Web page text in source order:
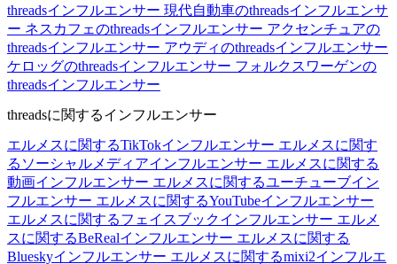
threadsインフルエンサー 現代自動車のthreadsインフルエンサ
ー ネスカフェのthreadsインフルエンサー アクセンチュアの
threadsインフルエンサー アウディのthreadsインフルエンサー
ケロッグのthreadsインフルエンサー フォルクスワーゲンの
threadsインフルエンサー
threadsに関するインフルエンサー
エルメスに関するTikTokインフルエンサー エルメスに関す
るソーシャルメディアインフルエンサー エルメスに関する
動画インフルエンサー エルメスに関するユーチューブイン
フルエンサー エルメスに関するYouTubeインフルエンサー
エルメスに関するフェイスブックインフルエンサー エルメ
スに関するBeRealインフルエンサー エルメスに関する
Blueskyインフルエンサー エルメスに関するmixi2インフルエ